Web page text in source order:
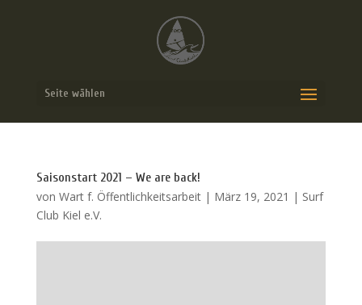
Seite wählen
Saisonstart 2021 – We are back!
von Wart f. Öffentlichkeitsarbeit| März 19, 2021 | Surf
Club Kiel e.V.